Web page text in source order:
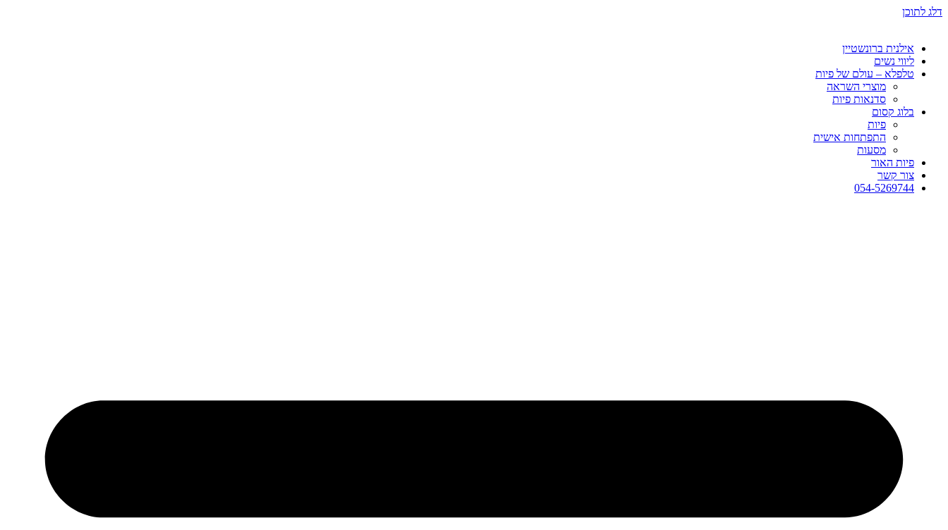
דלג לתוכן
אילנית ברונשטיין
ליווי נשים
טלפלא – עולם של פיות
מוצרי השראה
סדנאות פיות
בלוג קסום
פיות
התפתחות אישית
מסעות
פיות האור
צור קשר
054-5269744